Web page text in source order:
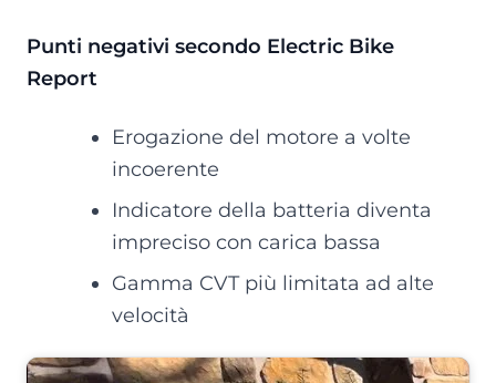
Punti negativi secondo Electric Bike
Report
Erogazione del motore a volte
incoerente
Indicatore della batteria diventa
impreciso con carica bassa
Gamma CVT più limitata ad alte
velocità